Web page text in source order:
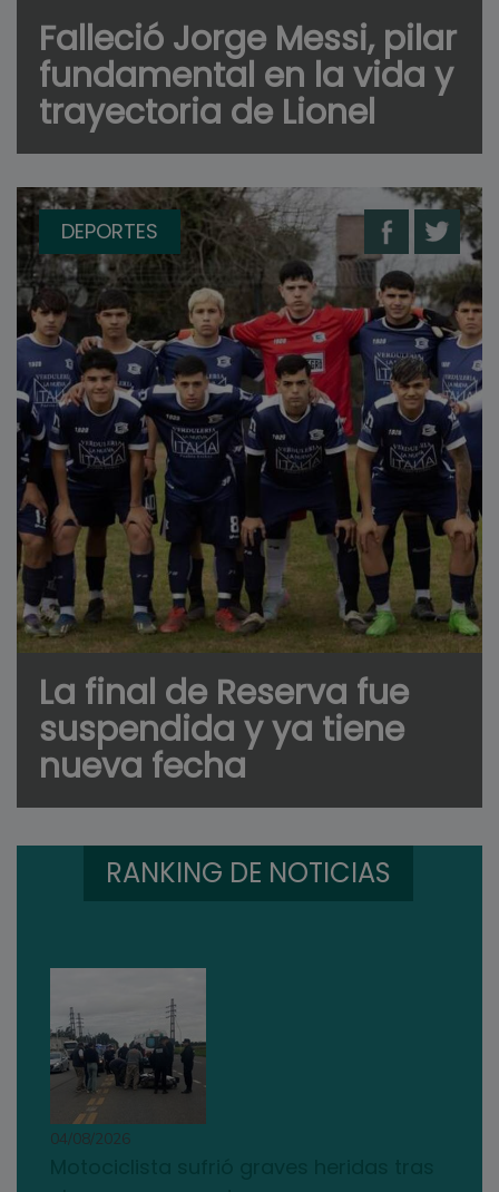
Falleció Jorge Messi, pilar
fundamental en la vida y
trayectoria de Lionel
DEPORTES
La final de Reserva fue
suspendida y ya tiene
nueva fecha
RANKING DE NOTICIAS
04/08/2026